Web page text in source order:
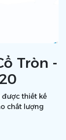
Tròn -
thiết kế
chất lượng